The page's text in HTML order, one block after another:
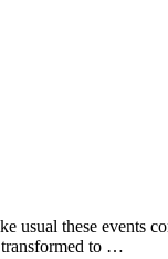
these events
transformed to …